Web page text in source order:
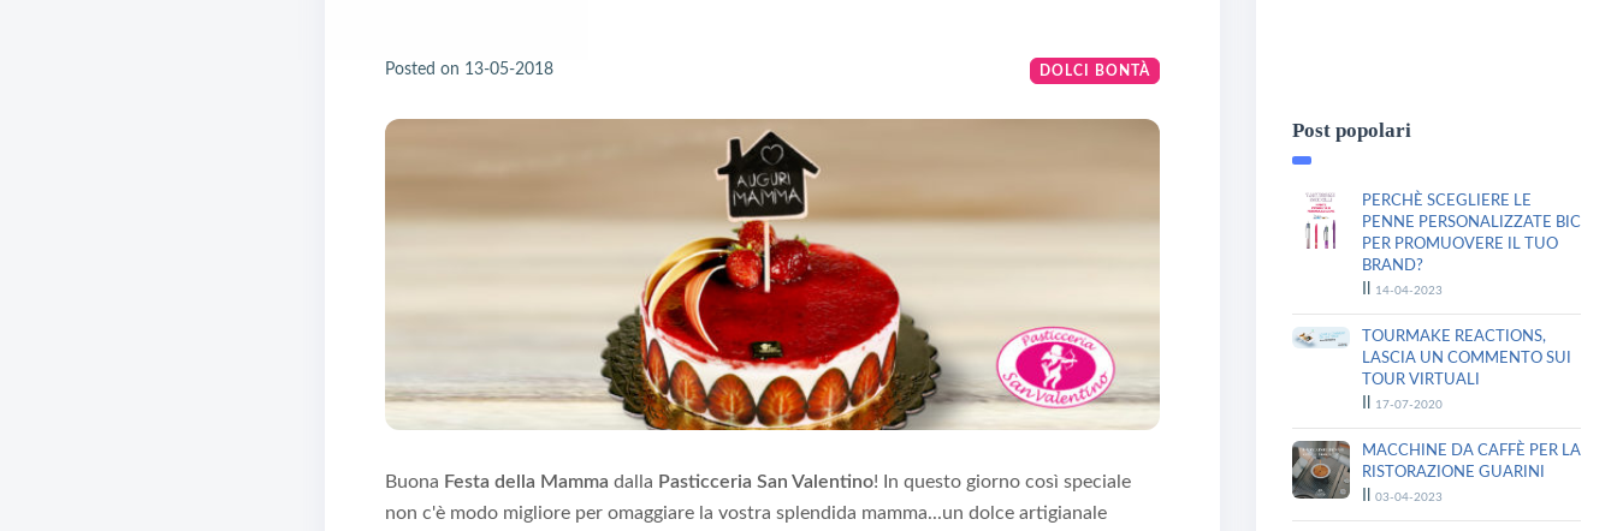
Posted on 13-05-2018 DOLCI BONTÀ
Buona Festa della Mamma dalla Pasticceria San Valentino! In questo giorno così speciale
non c'è modo migliore per omaggiare la vostra splendida mamma...un dolce artigianale
Post popolari
PERCHÈ SCEGLIERE LE
PENNE PERSONALIZZATE BIC
PER PROMUOVERE IL TUO
BRAND?
14-04-2023
TOURMAKE REACTIONS,
LASCIA UN COMMENTO SUI
TOUR VIRTUALI
17-07-2020
MACCHINE DA CAFFÈ PER LA
RISTORAZIONE GUARINI
03-04-2023